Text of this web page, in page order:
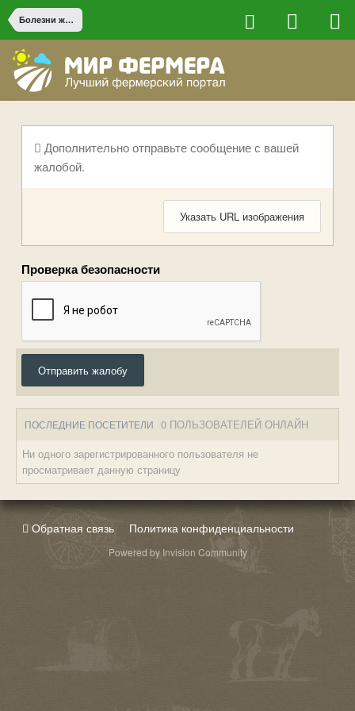
Болезни животных
Дополнительно отправьте сообщение с вашей
жалобой.
Указать URL изображения
Проверка безопасности
Отправить жалобу
ПОСЛЕДНИЕ ПОСЕТИТЕЛИ 0 ПОЛЬЗОВАТЕЛЕЙ ОНЛАЙН
Ни одного зарегистрированного пользователя не
просматривает данную страницу
Обратная связь Политика конфиденциальности
Powered by Invision Community